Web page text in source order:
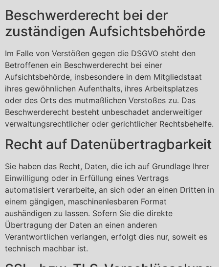
Beschwerde­recht bei der
zuständigen Aufsichts­behörde
Im Falle von Verstößen gegen die DSGVO steht den
Betroffenen ein Beschwerderecht bei einer
Aufsichtsbehörde, insbesondere in dem Mitgliedstaat
ihres gewöhnlichen Aufenthalts, ihres Arbeitsplatzes
oder des Orts des mutmaßlichen Verstoßes zu. Das
Beschwerderecht besteht unbeschadet anderweitiger
verwaltungsrechtlicher oder gerichtlicher Rechtsbehelfe.
Recht auf Daten­übertrag­barkeit
Sie haben das Recht, Daten, die ich auf Grundlage Ihrer
Einwilligung oder in Erfüllung eines Vertrags
automatisiert verarbeite, an sich oder an einen Dritten in
einem gängigen, maschinenlesbaren Format
aushändigen zu lassen. Sofern Sie die direkte
Übertragung der Daten an einen anderen
Verantwortlichen verlangen, erfolgt dies nur, soweit es
technisch machbar ist.